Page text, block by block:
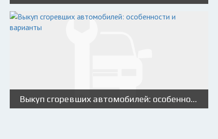
Выкуп сгоревших автомобилей: особенности и варианты